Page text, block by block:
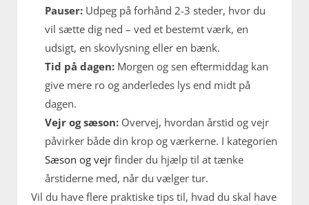
Pauser: Udpeg på forhånd 2-3 steder, hvor du
vil sætte dig ned – ved et bestemt værk, en
udsigt, en skovlysning eller en bænk.
Tid på dagen: Morgen og sen eftermiddag kan
give mere ro og anderledes lys end midt på
dagen.
Vejr og sæson: Overvej, hvordan årstid og vejr
påvirker både din krop og værkerne. I kategorien
Sæson og vejr finder du hjælp til at tænke
årstiderne med, når du vælger tur.
Vil du have flere praktiske tips til, hvad du skal have